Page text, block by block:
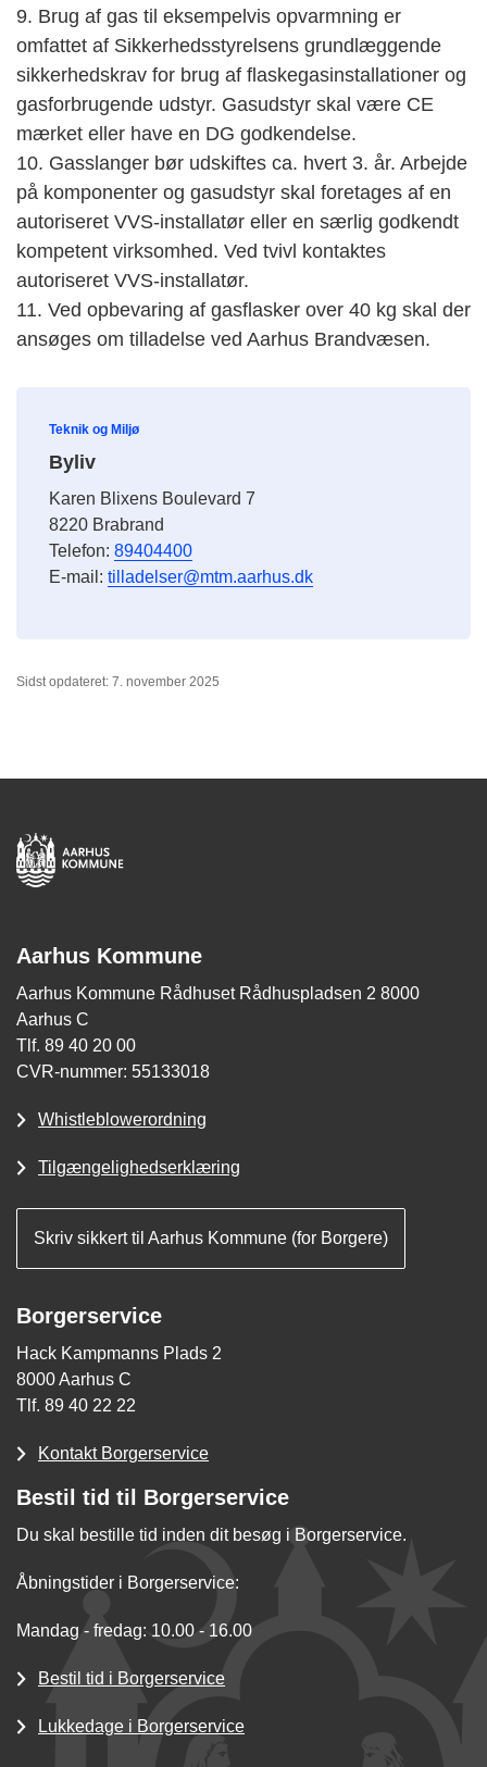
9. Brug af gas til eksempelvis opvarmning er
omfattet af Sikkerhedsstyrelsens grundlæggende
sikkerhedskrav for brug af flaskegasinstallationer og
gasforbrugende udstyr. Gasudstyr skal være CE
mærket eller have en DG godkendelse.
10. Gasslanger bør udskiftes ca. hvert 3. år. Arbejde
på komponenter og gasudstyr skal foretages af en
autoriseret VVS-installatør eller en særlig godkendt
kompetent virksomhed. Ved tvivl kontaktes
autoriseret VVS-installatør.
11. Ved opbevaring af gasflasker over 40 kg skal der
ansøges om tilladelse ved Aarhus Brandvæsen.
Teknik og Miljø
Byliv
Karen Blixens Boulevard 7
8220 Brabrand
Telefon: 89404400
E-mail: tilladelser@mtm.aarhus.dk
Sidst opdateret: 7. november 2025
Aarhus Kommune
Aarhus Kommune Rådhuset Rådhuspladsen 2 8000
Aarhus C
Tlf. 89 40 20 00
CVR-nummer: 55133018
Whistleblowerordning
Tilgængelighedserklæring
Skriv sikkert til Aarhus Kommune (for Borgere)
Borgerservice
Hack Kampmanns Plads 2
8000 Aarhus C
Tlf. 89 40 22 22
Kontakt Borgerservice
Bestil tid til Borgerservice
Du skal bestille tid inden dit besøg i Borgerservice.
Åbningstider i Borgerservice:
Mandag - fredag: 10.00 - 16.00
Bestil tid i Borgerservice
Lukkedage i Borgerservice